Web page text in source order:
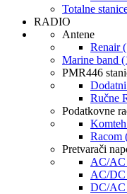
Totalne
RADIO
Antene
Renair
Marine band
PMR446
Ručne
Podatkovne
Racom
Pretvarači
AC/AC
AC/DC
DC/AC